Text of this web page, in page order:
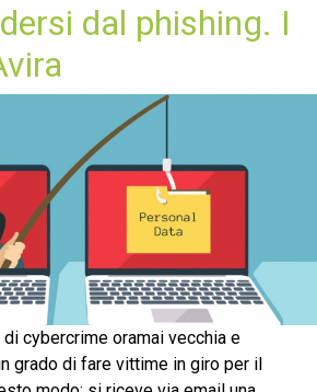
dal phishing. I
di cybercrime oramai vecchia e
grado di fare vittime in giro per il